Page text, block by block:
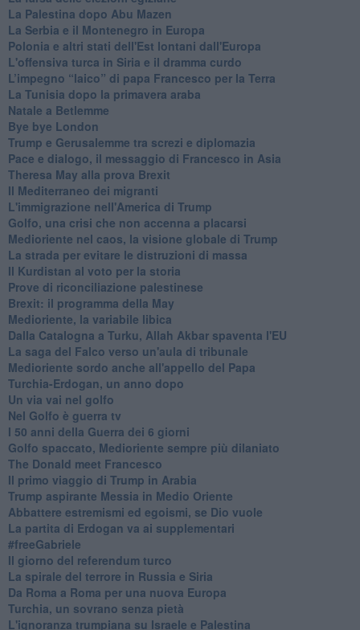
La Palestina dopo Abu Mazen
La Serbia e il Montenegro in Europa
Polonia e altri stati dell'Est lontani dall'Europa
L'offensiva turca in Siria e il dramma curdo
L’impegno “laico” di papa Francesco per la Terra
La Tunisia dopo la primavera araba
Natale a Betlemme
Bye bye London
Trump e Gerusalemme tra screzi e diplomazia
Pace e dialogo, il messaggio di Francesco in Asia
Theresa May alla prova Brexit
Il Mediterraneo dei migranti
L'immigrazione nell'America di Trump
Golfo, una crisi che non accenna a placarsi
Medioriente nel caos, la visione globale di Trump
La strada per evitare le distruzioni di massa
Il Kurdistan al voto per la storia
Prove di riconciliazione palestinese
Brexit: il programma della May
Medioriente, la variabile libica
Dalla Catalogna a Turku, Allah Akbar spaventa l'EU
La saga del Falco verso un'aula di tribunale
Medioriente sordo anche all'appello del Papa
Turchia-Erdogan, un anno dopo
Un via vai nel golfo
Nel Golfo è guerra tv
I 50 anni della Guerra dei 6 giorni
Golfo spaccato, Medioriente sempre più dilaniato
The Donald meet Francesco
Il primo viaggio di Trump in Arabia
Trump aspirante Messia in Medio Oriente
Abbattere estremismi ed egoismi, se Dio vuole
La partita di Erdogan va ai supplementari
#freeGabriele
Il giorno del referendum turco
La spirale del terrore in Russia e Siria
Da Roma a Roma per una nuova Europa
Turchia, un sovrano senza pietà
L'ignoranza trumpiana su Israele e Palestina